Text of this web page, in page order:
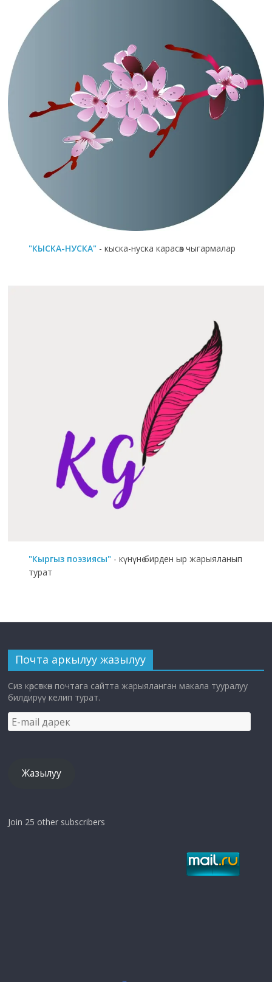
"КЫСКА-НУСКА" - кыска-нуска карасөз чыгармалар
"Кыргыз поэзиясы" - күнүнө бирден ыр жарыяланып
турат
Почта аркылуу жазылуу
Сиз көрсөткөн почтага сайтта жарыяланган макала тууралуу
билдирүү келип турат.
E-
mail
Жазылуу
Join 25 other subscribers